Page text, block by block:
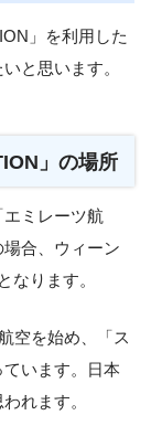
」を利用した
と思います。
」の場所
ミレーツ航
合、ウィーン
なります。
空を始め、「ス
います。日本
れます。